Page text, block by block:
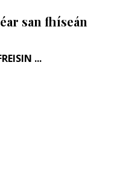
san fhíseán
...